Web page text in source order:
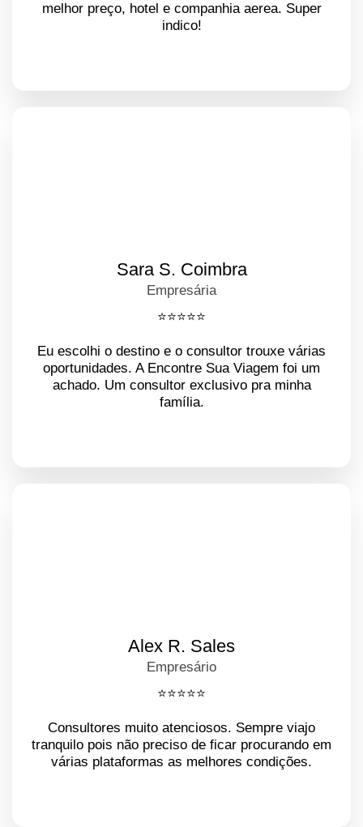
melhor preço, hotel e companhia aerea. Super
indico!
Sara S. Coimbra
Empresária
⭐️⭐️⭐️⭐️⭐️
Eu escolhi o destino e o consultor trouxe várias
oportunidades. A Encontre Sua Viagem foi um
achado. Um consultor exclusivo pra minha
família.
Alex R. Sales
Empresário
⭐️⭐️⭐️⭐️⭐️
Consultores muito atenciosos. Sempre viajo
tranquilo pois não preciso de ficar procurando em
várias plataformas as melhores condições.